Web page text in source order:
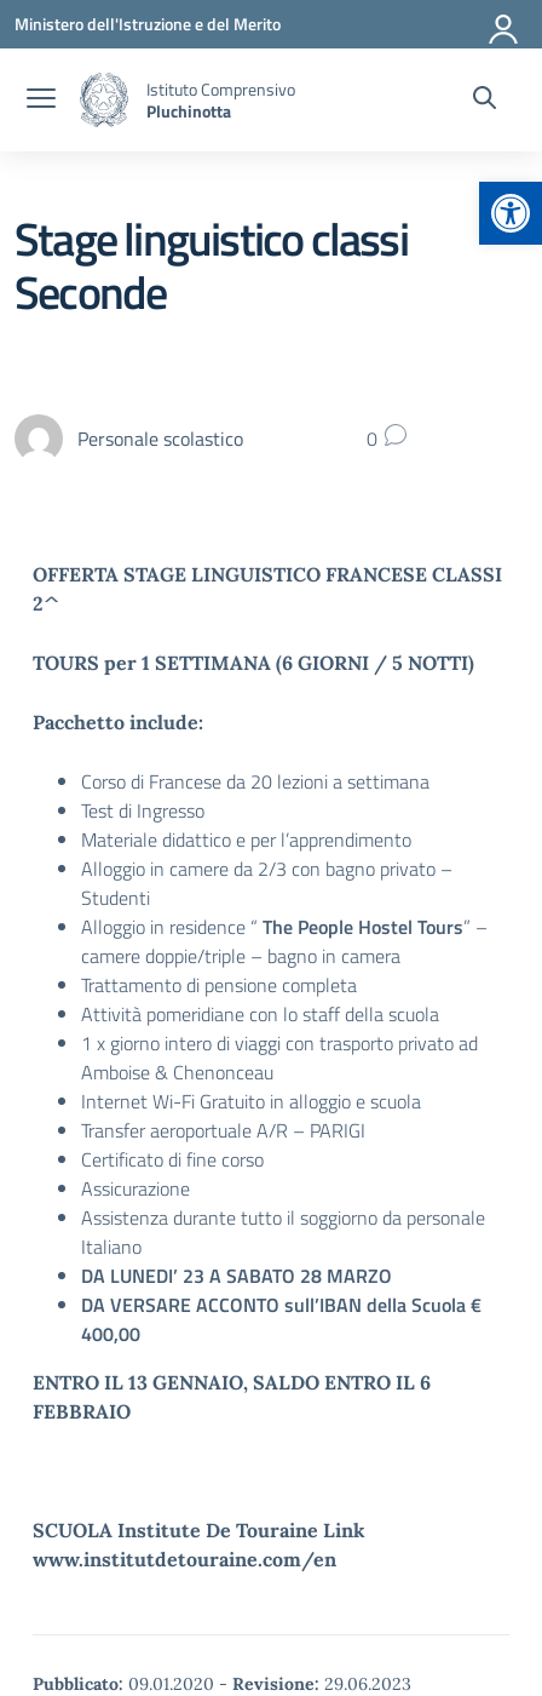
Vai ai contenuti
Vai al menu di navigazione
Vai al footer
Ministero dell'Istruzione e del Merito
Istituto Comprensivo
Pluchinotta
Stage linguistico classi
Seconde
Personale scolastico 0
OFFERTA STAGE LINGUISTICO FRANCESE CLASSI
2^
TOURS per 1 SETTIMANA (6 GIORNI / 5 NOTTI)
Pacchetto include:
Corso di Francese da 20 lezioni a settimana
Test di Ingresso
Materiale didattico e per l’apprendimento
Alloggio in camere da 2/3 con bagno privato –
Studenti
Alloggio in residence “ The People Hostel Tours” –
camere doppie/triple – bagno in camera
Trattamento di pensione completa
Attività pomeridiane con lo staff della scuola
1 x giorno intero di viaggi con trasporto privato ad
Amboise & Chenonceau
Internet Wi-Fi Gratuito in alloggio e scuola
Transfer aeroportuale A/R – PARIGI
Certificato di fine corso
Assicurazione
Assistenza durante tutto il soggiorno da personale
Italiano
DA LUNEDI’ 23 A SABATO 28 MARZO
DA VERSARE ACCONTO sull’IBAN della Scuola€
400,00
ENTRO IL 13 GENNAIO, SALDO ENTRO IL 6
FEBBRAIO
SCUOLA Institute De Touraine Link
www.institutdetouraine.com/en
Pubblicato: 09.01.2020 - Revisione: 29.06.2023